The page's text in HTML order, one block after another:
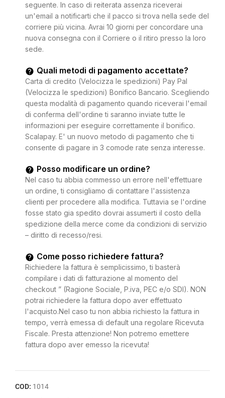
seguente. In caso di reiterata assenza riceverai
un'email a notificarti che il pacco si trova nella sede del
corriere più vicina. Avrai 10 giorni per concordare una
nuova consegna con il Corriere o il ritiro presso la loro
sede.
Quali metodi di pagamento accettate?
Carta di credito (Velocizza le spedizioni) Pay Pal
(Velocizza le spedizioni) Bonifico Bancario. Scegliendo
questa modalità di pagamento quando riceverai l'email
di conferma dell'ordine ti saranno inviate tutte le
informazioni per eseguire correttamente il bonifico.
Scalapay. E' un nuovo metodo di pagamento che ti
consente di pagare in 3 comode rate senza interesse.
Posso modificare un ordine?
Nel caso tu abbia commesso un errore nell'effettuare
un ordine, ti consigliamo di contattare l'assistenza
clienti per procedere alla modifica. Tuttavia se l'ordine
fosse stato gia spedito dovrai assumerti il costo della
spedizione della merce come da condizioni di servizio
– diritto di recesso/resi.
Come posso richiedere fattura?
Richiedere la fattura è semplicissimo, ti basterà
compilare i dati di fatturazione al momento del
checkout ” (Ragione Sociale, P.iva, PEC e/o SDI). NON
potrai richiedere la fattura dopo aver effettuato
l'acquisto.Nel caso tu non abbia richiesto la fattura in
tempo, verrà emessa di default una regolare Ricevuta
Fiscale. Presta attenzione! Non potremo emettere
fattura dopo aver emesso la ricevuta!
COD: 1014